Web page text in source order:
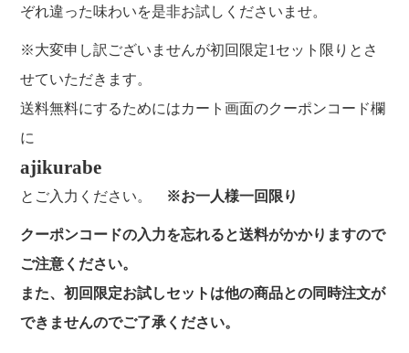
ぞれ違った味わいを是非お試しくださいませ。
※大変申し訳ございませんが初回限定1セット限りとさ
せていただきます。
送料無料にするためにはカート画面のクーポンコード欄
に
ajikurabe
とご入力ください。 ※お一人様一回限り
クーポンコードの入力を忘れると送料がかかりますので
ご注意ください。
また、初回限定お試しセットは他の商品との同時注文が
できませんのでご了承ください。